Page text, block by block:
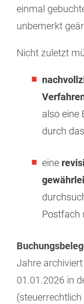
einmal
unbemerkt
Nicht zuletzt
also eine
durch
eine
Postfach
Jahre
01.01.2026 in
(steuerrechtlich